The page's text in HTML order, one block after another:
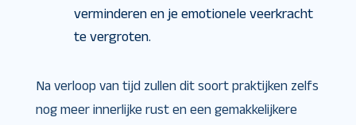
verminderen en je emotionele veerkracht
te vergroten.
Na verloop van tijd zullen dit soort praktijken zelfs
nog meer innerlijke rust en een gemakkelijkere